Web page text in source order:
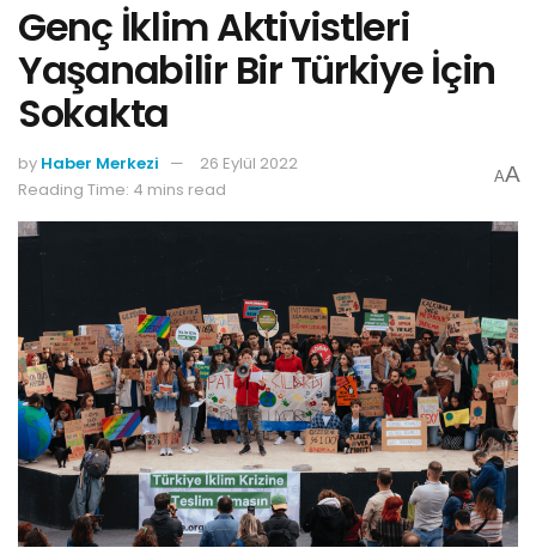
Genç İklim Aktivistleri
Yaşanabilir Bir Türkiye İçin
Sokakta
by Haber Merkezi
26 Eylül 2022
Reading Time: 4 mins read
AA